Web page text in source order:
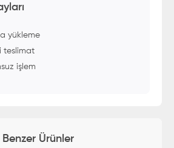
yükleme
teslimat
işlem
Benzer Ürünler